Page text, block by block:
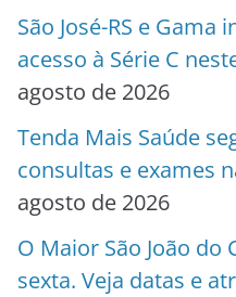
São José-RS e
acesso à Série C
agosto de 2026
Tenda Mais Saúde
consultas e exames
agosto de 2026
O Maior São João do
sexta. Veja datas e